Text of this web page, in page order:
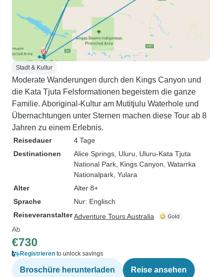
Stadt & Kultur
Moderate Wanderungen durch den Kings Canyon und
die Kata Tjuta Felsformationen begeistern die ganze
Familie. Aboriginal-Kultur am Mutitjulu Waterhole und
Übernachtungen unter Sternen machen diese Tour ab 8
Jahren zu einem Erlebnis.
Reisedauer
4 Tage
Destinationen
Alice Springs , Uluru , Uluru-Kata Tjuta
National Park , Kings Canyon , Watarrka
Nationalpark , Yulara
Alter
Alter 8+
Sprache
Nur: Englisch
ReiseveranstalterAdventure Tours Australia
Ab
€730
Registrieren to unlock savings
Broschüre herunterladen Reise ansehen